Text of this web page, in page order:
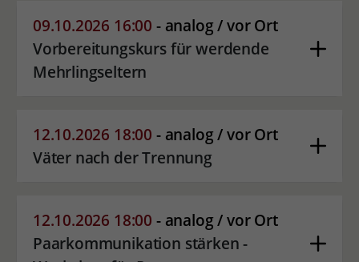
09.10.2026 16:00 - analog / vor Ort
Vorbereitungskurs für werdende
Mehrlingseltern
12.10.2026 18:00 - analog / vor Ort
Väter nach der Trennung
12.10.2026 18:00 - analog / vor Ort
Paarkommunikation stärken -